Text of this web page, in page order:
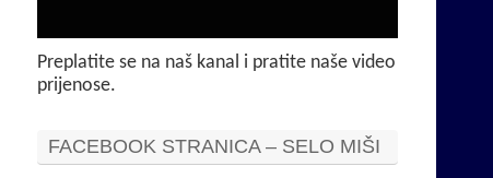
Preplatite se na naš kanal i pratite naše video
prijenose.
FACEBOOK STRANICA – SELO MIŠI